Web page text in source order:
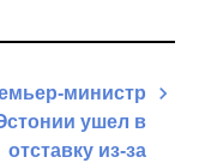
министр
ушел в
отставку из-за